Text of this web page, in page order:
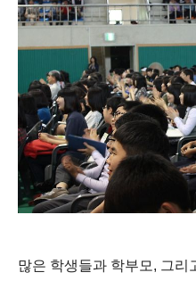
많은 학생들과 학부모, 그리